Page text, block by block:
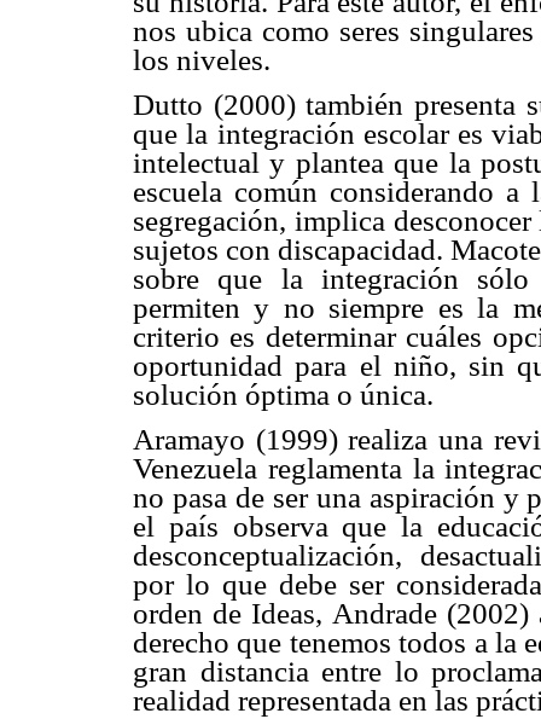
nos ubica como seres
los niveles.
Dutto (2000) también presenta
que la integración escolar es
intelectual y plantea que la
escuela común considerando
segregación, implica
sujetos con discapacidad.
sobre que la integración
permiten y no siempre es la
criterio es determinar cuáles
oportunidad para el niño, sin
solución óptima o única.
Aramayo (1999) realiza una
Venezuela reglamenta la
no pasa de ser una aspiración y
el país observa que la
desconceptualización,
por lo que debe ser
orden de Ideas, Andrade
derecho que tenemos todos a la
gran distancia entre lo
realidad representada en las